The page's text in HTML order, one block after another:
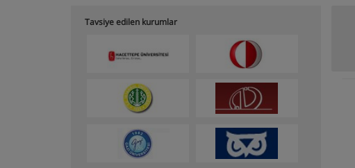
Tavsiye edilen kurumlar